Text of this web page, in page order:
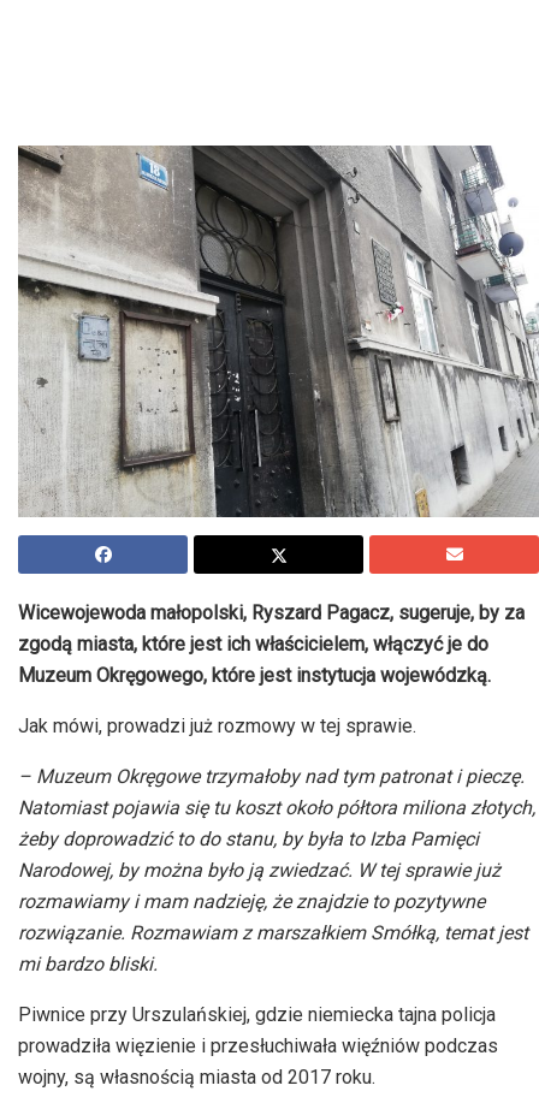
Wicewojewoda małopolski, Ryszard Pagacz, sugeruje, by za
zgodą miasta, które jest ich właścicielem, włączyć je do
Muzeum Okręgowego, które jest instytucja wojewódzką.
Jak mówi, prowadzi już rozmowy w tej sprawie.
– Muzeum Okręgowe trzymałoby nad tym patronat i pieczę.
Natomiast pojawia się tu koszt około półtora miliona złotych,
żeby doprowadzić to do stanu, by była to Izba Pamięci
Narodowej, by można było ją zwiedzać. W tej sprawie już
rozmawiamy i mam nadzieję, że znajdzie to pozytywne
rozwiązanie. Rozmawiam z marszałkiem Smółką, temat jest
mi bardzo bliski.
Piwnice przy Urszulańskiej, gdzie niemiecka tajna policja
prowadziła więzienie i przesłuchiwała więźniów podczas
wojny, są własnością miasta od 2017 roku.